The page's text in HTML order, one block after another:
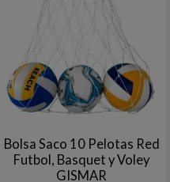
Bolsa Saco 10 Pelotas Red
Futbol, Basquet y Voley
GISMAR